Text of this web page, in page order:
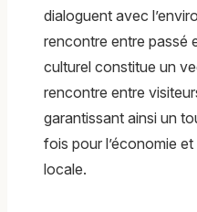
dialoguent avec
rencontre entre passé
culturel constitue un
rencontre entre
garantissant ainsi un
fois pour l’économie
locale.